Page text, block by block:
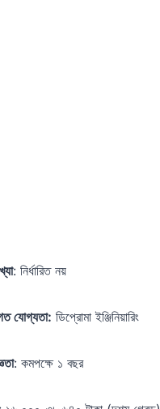
: নির্ধারিত নয়
যোগ্যতা: ডিপ্রোমা ইঞ্জিনিয়ারিং
: কমপক্ষে ১ বছর